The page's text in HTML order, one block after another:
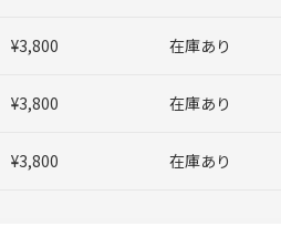
¥3,800 在庫あり
¥3,800 在庫あり
¥3,800 在庫あり